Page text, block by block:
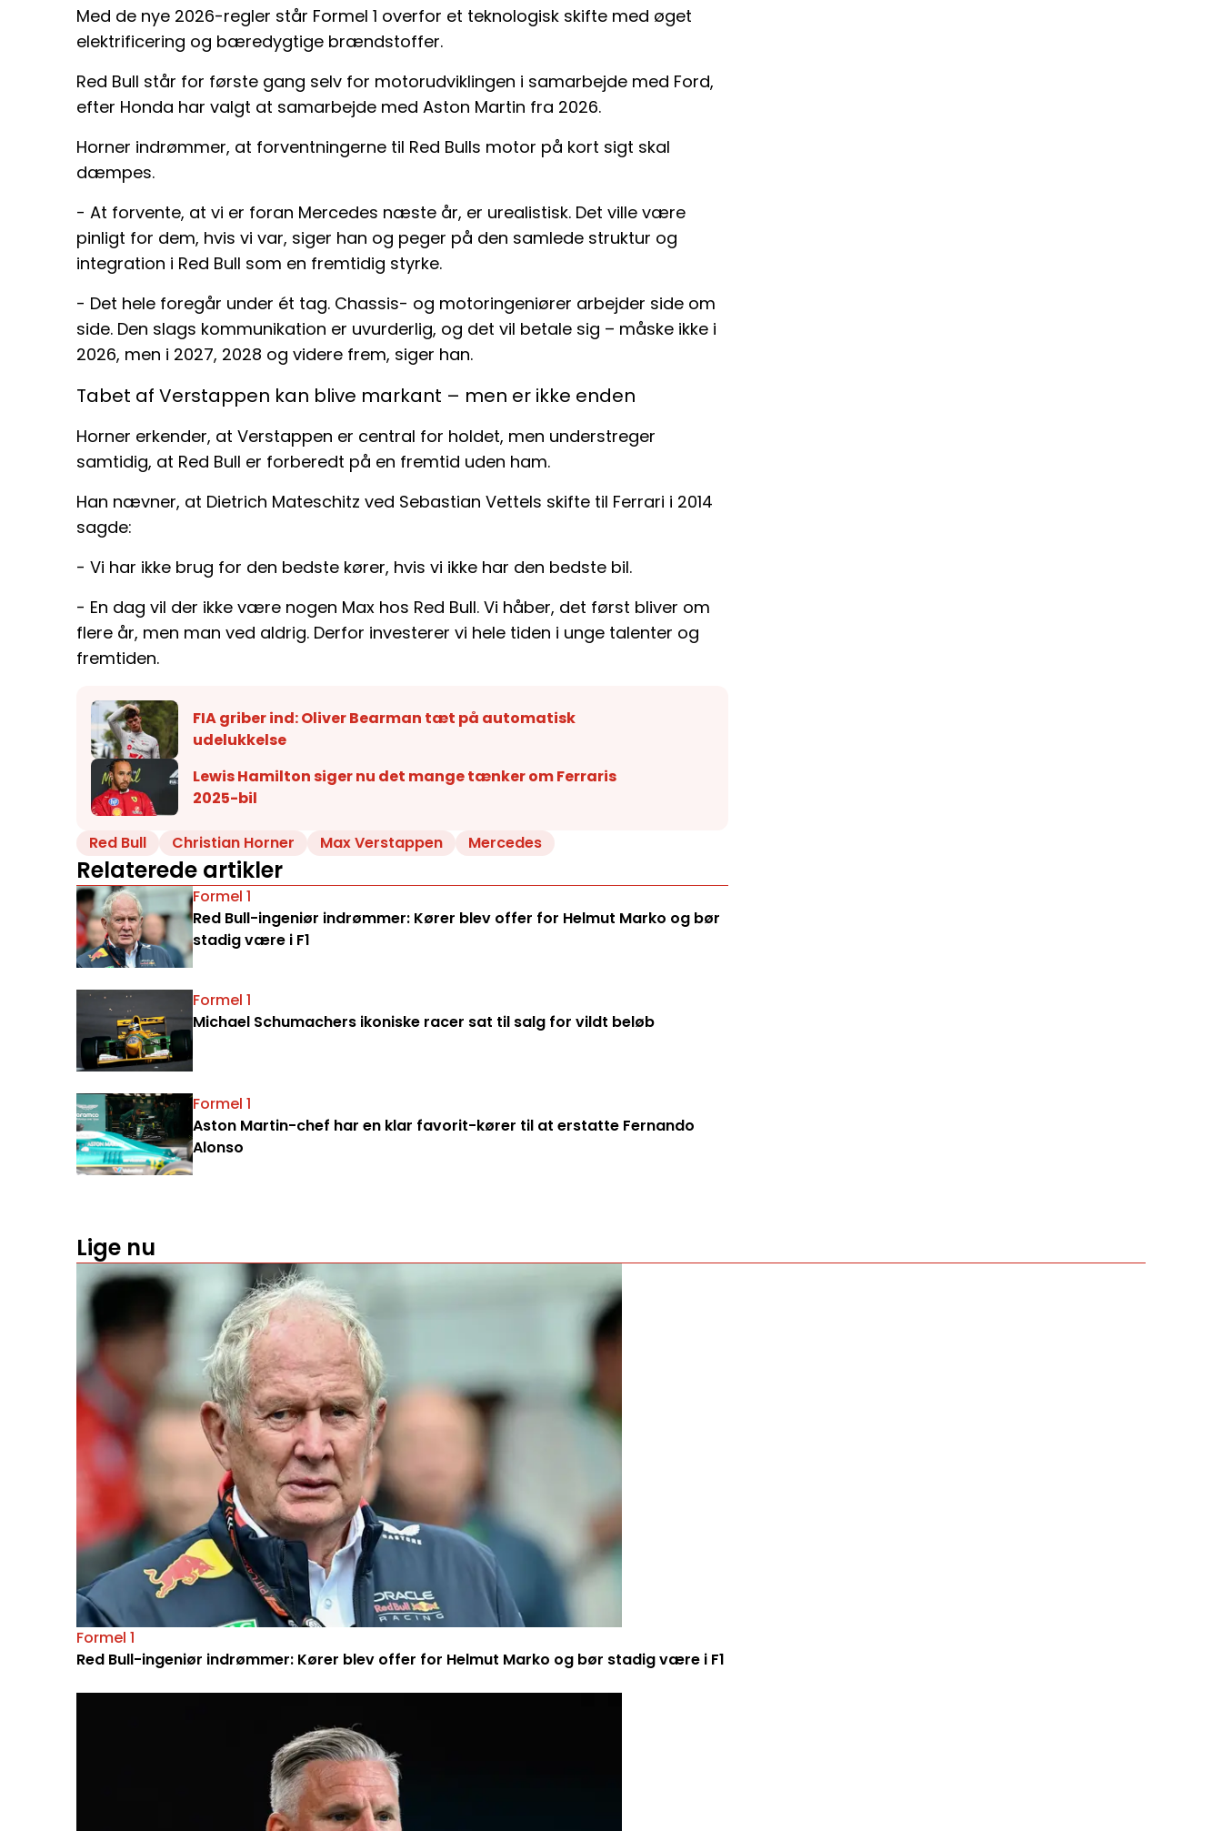
Med de nye 2026-regler står Formel 1 overfor et teknologisk skifte med øget
elektrificering og bæredygtige brændstoffer.
Red Bull står for første gang selv for motorudviklingen i samarbejde med Ford,
efter Honda har valgt at samarbejde med Aston Martin fra 2026.
Horner indrømmer, at forventningerne til Red Bulls motor på kort sigt skal
dæmpes.
- At forvente, at vi er foran Mercedes næste år, er urealistisk. Det ville være
pinligt for dem, hvis vi var, siger han og peger på den samlede struktur og
integration i Red Bull som en fremtidig styrke.
- Det hele foregår under ét tag. Chassis- og motoringeniører arbejder side om
side. Den slags kommunikation er uvurderlig, og det vil betale sig – måske ikke i
2026, men i 2027, 2028 og videre frem, siger han.
Tabet af Verstappen kan blive markant – men er ikke enden
Horner erkender, at Verstappen er central for holdet, men understreger
samtidig, at Red Bull er forberedt på en fremtid uden ham.
Han nævner, at Dietrich Mateschitz ved Sebastian Vettels skifte til Ferrari i 2014
sagde:
- Vi har ikke brug for den bedste kører, hvis vi ikke har den bedste bil.
- En dag vil der ikke være nogen Max hos Red Bull. Vi håber, det først bliver om
flere år, men man ved aldrig. Derfor investerer vi hele tiden i unge talenter og
fremtiden.
FIA griber ind: Oliver Bearman tæt på automatisk
udelukkelse
Lewis Hamilton siger nu det mange tænker om Ferraris
2025-bil
Red Bull Christian Horner Max Verstappen Mercedes
Relaterede artikler
Formel 1
Red Bull-ingeniør indrømmer: Kører blev offer for Helmut Marko og bør
stadig være i F1
Formel 1
Michael Schumachers ikoniske racer sat til salg for vildt beløb
Formel 1
Aston Martin-chef har en klar favorit-kører til at erstatte Fernando
Alonso
Lige nu
Formel 1
Red Bull-ingeniør indrømmer: Kører blev offer for Helmut Marko og bør stadig være i F1